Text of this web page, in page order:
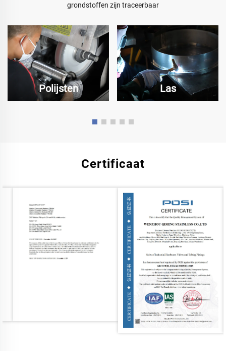
grondstoffen zijn traceerbaar
Polijsten Las
Certificaat